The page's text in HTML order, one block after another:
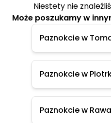
Niestety nie
Może poszukamy w
Paznokcie w
Paznokcie w
Paznokcie w